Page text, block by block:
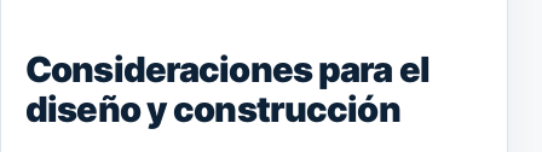
Consideraciones para el
diseño y construcción